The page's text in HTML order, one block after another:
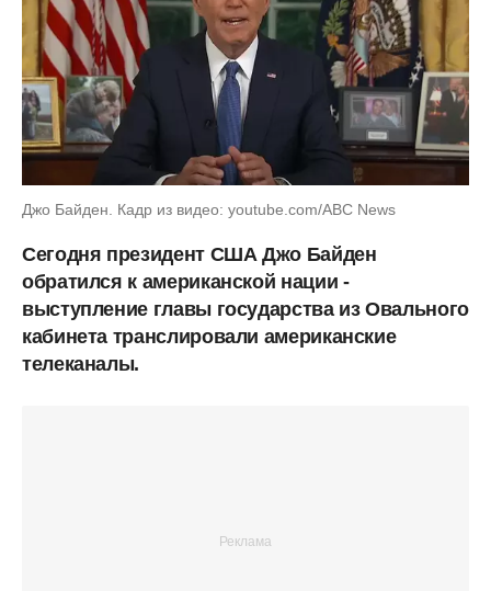
Джо Байден. Кадр из видео: youtube.com/ABC News
Сегодня президент США Джо Байден
обратился к американской нации -
выступление главы государства из Овального
кабинета транслировали американские
телеканалы.